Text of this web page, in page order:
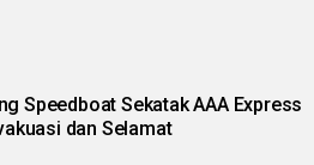
Speedboat Sekatak AAA Express
dan Selamat